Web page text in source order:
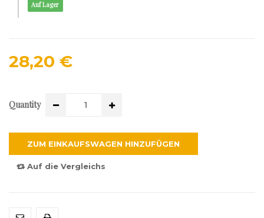
Auf Lager
28,20 €
Quantity
ZUM EINKAUFSWAGEN HINZUFÜGEN
Auf die Vergleichs